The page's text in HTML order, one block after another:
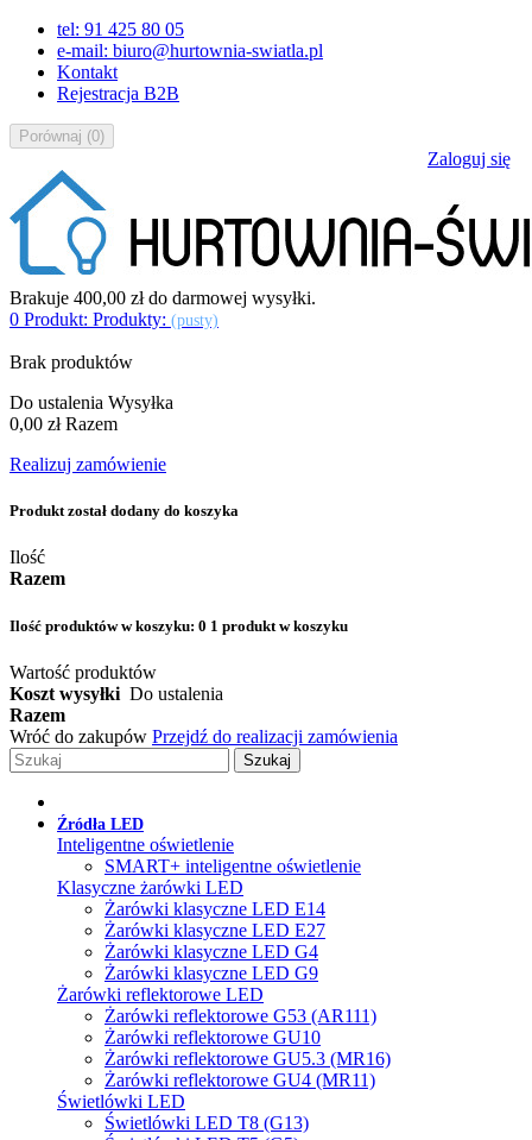
tel: 91 425 80 05
e-mail: biuro@hurtownia-swiatla.pl
Kontakt
Rejestracja B2B
Porównaj (0)
Zaloguj się
Brakuje 400,00 złdo darmowej wysyłki.
0 Produkt: Produkty: (pusty)
Brak produktów
Do ustalenia Wysyłka
0,00 zł Razem
Realizuj zamówienie
Produkt został dodany do koszyka
Ilość
Razem
Ilość produktów w koszyku: 0 1 produkt w koszyku
Wartość produktów
Koszt wysyłki Do ustalenia
Razem
Wróć do zakupów Przejdź do realizacji zamówienia
Szukaj
Źródła LED
Inteligentne oświetlenie
SMART+ inteligentne oświetlenie
Klasyczne żarówki LED
Żarówki klasyczne LED E14
Żarówki klasyczne LED E27
Żarówki klasyczne LED G4
Żarówki klasyczne LED G9
Żarówki reflektorowe LED
Żarówki reflektorowe G53 (AR111)
Żarówki reflektorowe GU10
Żarówki reflektorowe GU5.3 (MR16)
Żarówki reflektorowe GU4 (MR11)
Świetlówki LED
Świetlówki LED T8 (G13)